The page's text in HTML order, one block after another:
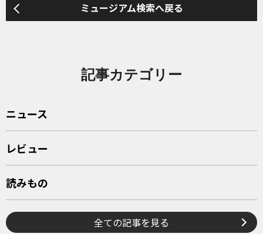
ミュージアム検索へ戻る
記事カテゴリー
ニュース
レビュー
読みもの
全ての記事を見る